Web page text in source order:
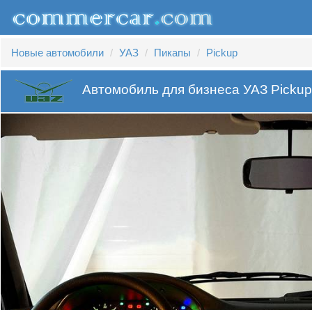
Новые автомобили УАЗ Пикапы Pickup
Автомобиль для бизнеса УАЗ Pickup